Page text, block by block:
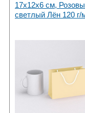
17х12x6 см,
светлый Лён 120 г/